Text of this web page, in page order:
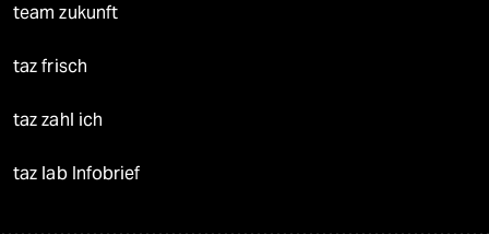
team zukunft
taz frisch
taz zahl ich
taz lab Infobrief